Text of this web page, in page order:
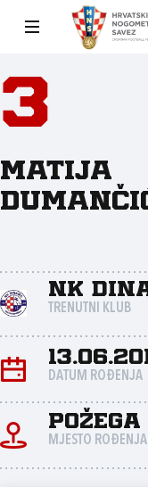
3
Matija
NK
TRENUTNI KLUB
DATUM ROĐENJA
Požega
MJESTO ROĐENJA